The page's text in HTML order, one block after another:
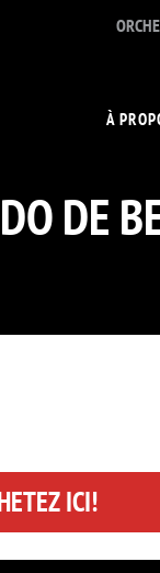
À
DE
ICI!